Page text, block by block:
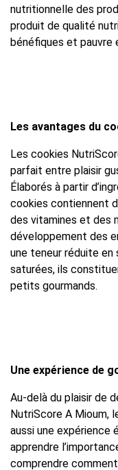
nutritionnelle des
produit de qualité
bénéfiques et pauvre
Les avantages du
Les cookies
parfait entre plaisir
Élaborés à partir
cookies contiennent
des vitamines et des
développement des
une teneur réduite
saturées, ils
petits gourmands.
Une expérience de
Au-delà du plaisir de
NutriScore A Mioum,
aussi une expérience
apprendre
comprendre